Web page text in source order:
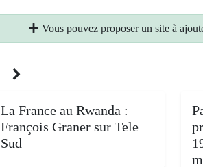
Vous pouvez proposer un site à
La France au Rwanda :
François Graner sur Tele
Sud